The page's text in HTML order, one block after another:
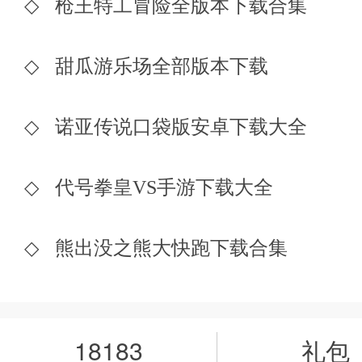
◇ 枪王特工冒险全版本下载合集
◇ 甜瓜游乐场全部版本下载
◇ 诺亚传说口袋版安卓下载大全
◇ 代号拳皇VS手游下载大全
◇ 熊出没之熊大快跑下载合集
18183 礼包